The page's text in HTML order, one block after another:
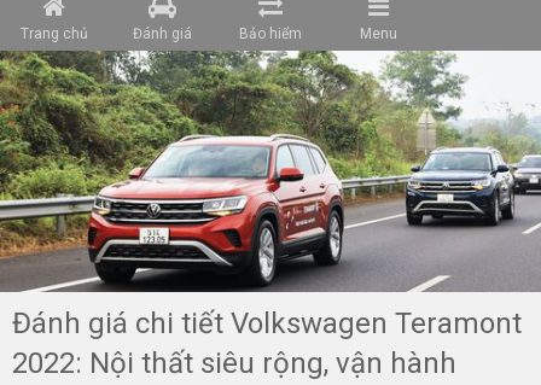
Trang chủ Đánh giá Bảo hiểm Menu
Đánh giá chi tiết Volkswagen Teramont
2022: Nội thất siêu rộng, vận hành